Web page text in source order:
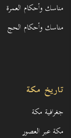
مناسك وأحكام العمرة
مناسك وأحكام الحج
تاريخ مكة
جغرافية مكة
مكة عبر العصور